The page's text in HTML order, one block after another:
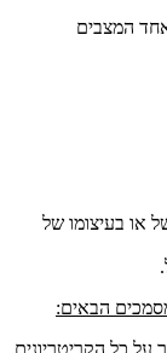
המצבים
או בעיצומו של
הבאים: